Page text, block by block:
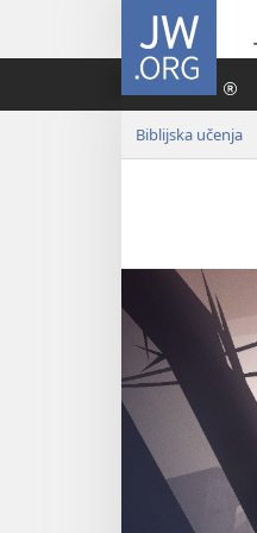
JW.ORG
Biblijska učenja